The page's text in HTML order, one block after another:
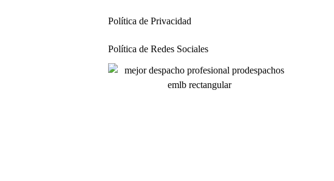
Política de Privacidad
Política de Redes Sociales